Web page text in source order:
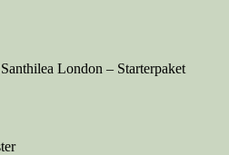
London – Starterpaket